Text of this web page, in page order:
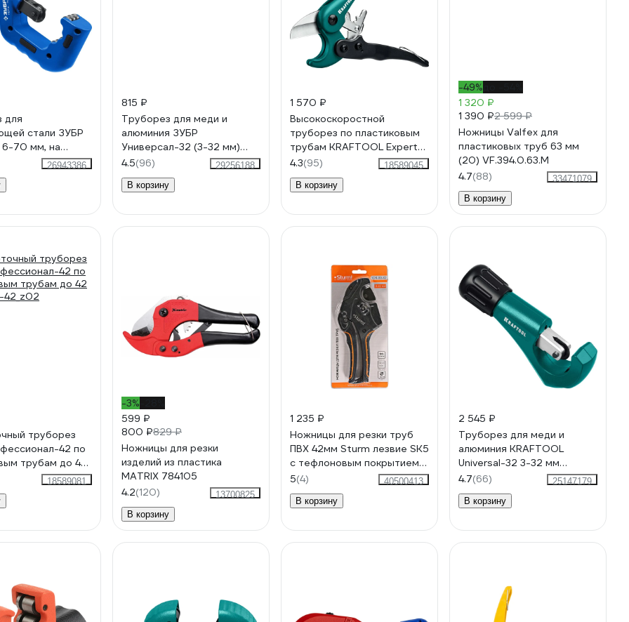
для
стали ЗУБР
70 мм, на
2386726943386
815 ₽
Труборез для меди и
алюминия ЗУБР
Универсал-32 (3-32 мм)
23830
4.5(96)
29256188
В корзину
1 570 ₽
Высокоскоростной
труборез по пластиковым
трубам KRAFTOOL Expert-
25 до 25 мм 23381-25_z01
4.3(95)
18589045
В корзину
-49%
1 320 ₽
1 390 ₽2 599 ₽
Ножницы Valfex для
пластиковых труб 63 мм
(20) VF.394.0.63.M
4.7(88)
33471079
В корзину
труборез
42 по
трубам до 42
18589081
-3%
599 ₽
800 ₽829 ₽
Ножницы для резки
изделий из пластика
MATRIX 784105
4.2(120)
13700825
В корзину
1 235 ₽
Ножницы для резки труб
ПВХ 42мм Sturm лезвие SK5
с тефлоновым покрытием
1074-09-42
5(4)
40500413
В корзину
2 545 ₽
Труборез для меди и
алюминия KRAFTOOL
Universal-32 3-32 мм
23383_z02
4.7(66)
25147179
В корзину